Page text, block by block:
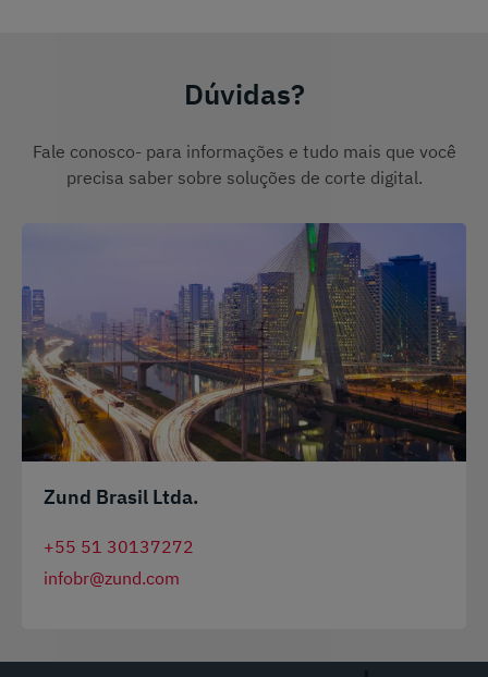
Dúvidas?
Fale conosco- para informações e tudo mais que você
precisa saber sobre soluções de corte digital.
Zund Brasil Ltda.
+55 51 30137272
infobr@zund.com